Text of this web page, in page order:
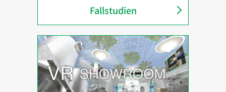
Fallstudien